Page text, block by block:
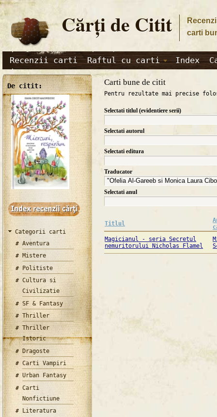
Cărţi de Citit
carti
Recenzii carti Raftul cu carti Index
De citit:
Categorii carti
Aventura
Mistere
Politiste
Cultura si
Civilizatie
SF & Fantasy
Thriller
Thriller
Istoric
Dragoste
Carti Vampiri
Urban Fantasy
Carti
Nonfictiune
Literatura
Carti bune de citit
Pentru rezultate mai precise
Selectati titlul (evidentiere serii)
Selectati autorul
Selectati editura
Traducator
Selectati anul
Titlul
Magicianul - seria Secretul
nemuritorului Nicholas Flamel